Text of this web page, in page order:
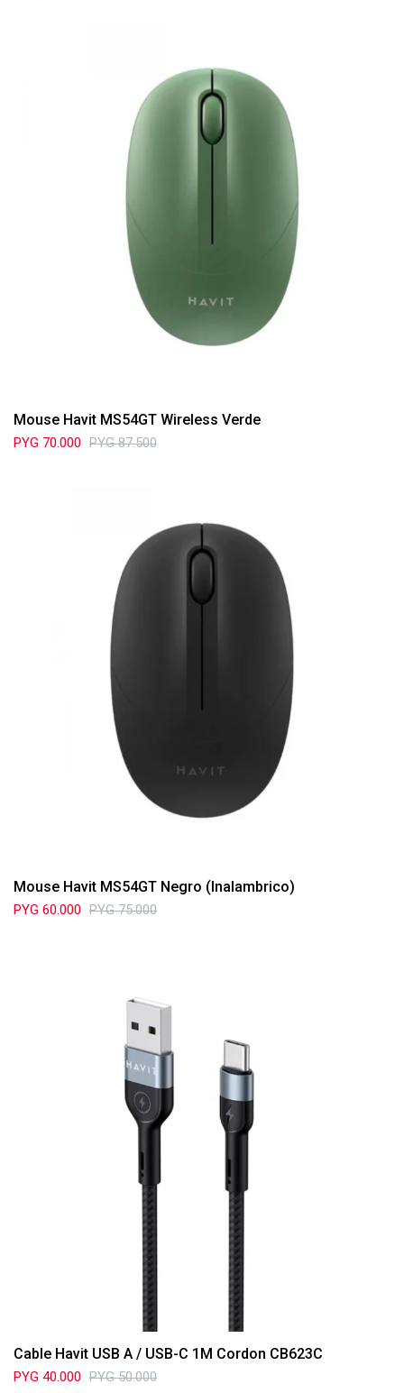
Mouse Havit MS54GT Wireless Verde
PYG 70.000 PYG 87.500
Mouse Havit MS54GT Negro (Inalambrico)
PYG 60.000 PYG 75.000
Cable Havit USB A / USB-C 1M Cordon CB623C
PYG 40.000 PYG 50.000